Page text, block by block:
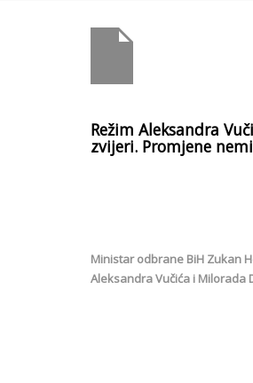
Režim Aleksandra
zvijeri. Promjene
Ministar odbrane BiH Zukan
Aleksandra Vučića i Milorada